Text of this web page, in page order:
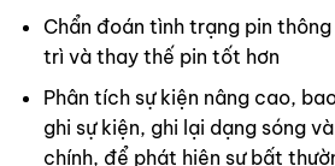
Chẩn đoán tình trạng pin
trì và thay thế pin tốt hơn
Phân tích sự kiện nâng cao,
ghi sự kiện, ghi lại dạng sóng
chính, để phát hiện sự bất